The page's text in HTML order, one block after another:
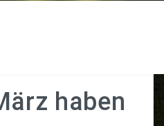
haben